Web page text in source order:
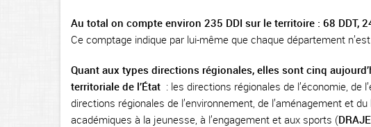
Au total on compte environ 235 DDI sur le territoire : 68 DDT,
Ce comptage indique par lui-même que chaque département
Quant aux types directions régionales, elles sont cinq
territoriale de l’État : les directions régionales de l’économie, de
directions régionales de l’environnement, de l’aménagement et
académiques à la jeunesse, à l’engagement et aux sports (